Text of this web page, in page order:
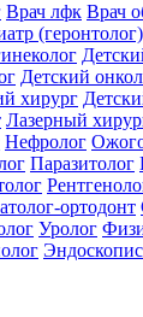
Врач лфк Врач
(геронтолог)
Детский
хирург
Лазерный
Нефролог
Паразитолог
ортодонт
Уролог